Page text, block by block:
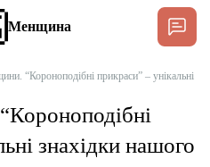
Менщина
“Короноподібні прикраси” – унікальні
знахідки нашого